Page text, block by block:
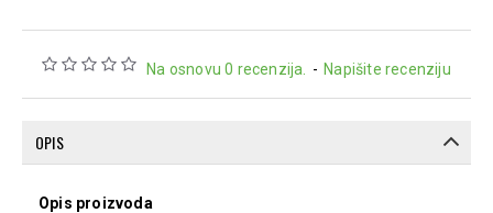
Na osnovu 0 recenzija. - Napišite recenziju
OPIS
Opis proizvoda